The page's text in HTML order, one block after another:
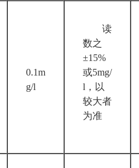
0.1m
g/l
读
数之
±15%
或5mg/
l，以
较大者
为准